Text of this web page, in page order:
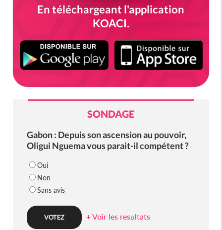
En téléchargeant l'application
KOACI.
SONDAGE
Gabon : Depuis son ascension au pouvoir,
Oligui Nguema vous parait-il compétent ?
Oui
Non
Sans avis
+ Voir les resultats